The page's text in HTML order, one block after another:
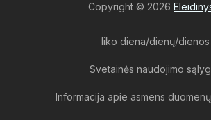
NORFA leidinys
Copyright © 2026
liko diena/dienų/dienos
Svetainės naudojimo
Informacija apie asmens